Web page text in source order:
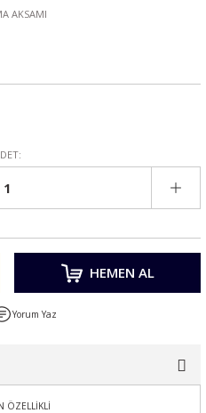
AKSAMI
HEMEN AL
Yorum Yaz
ÖZELLİKLİ